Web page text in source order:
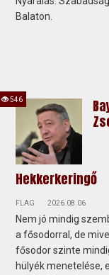
Balaton.
Hekkerkeringő
FLAG 2026.08.06
Nem jó mindig
a fősodorral, de
fősodor szinte
hülyék menetelése,
546